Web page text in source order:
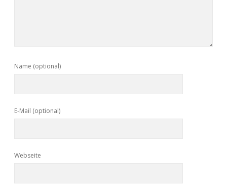
Name (optional)
E-Mail (optional)
Webseite